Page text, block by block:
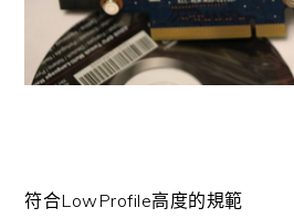
符合LowProfile高度的規範